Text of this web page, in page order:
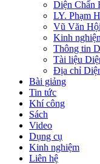
Diện Chẩn
LY. Phạm
Vũ Văn Hội
Kinh
Thông tin
Tài liệu
Địa chỉ
Bài giảng
Tin tức
Khí công
Sách
Video
Dụng cụ
Kinh nghiệm
Liên hệ